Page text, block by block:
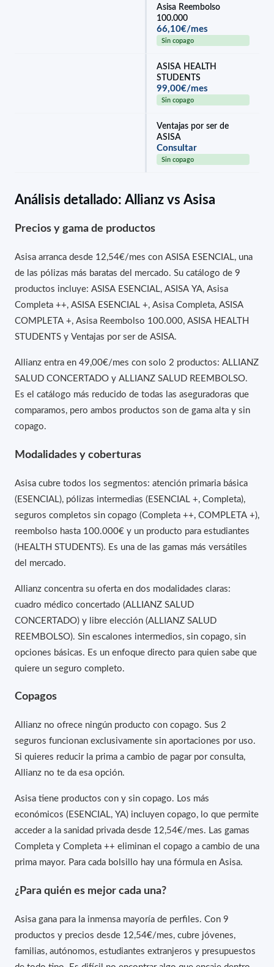
Asisa Reembolso
100.000
66,10€/mes
Sin copago
ASISA HEALTH
STUDENTS
99,00€/mes
Sin copago
Ventajas por ser de
ASISA
Consultar
Sin copago
Análisis detallado: Allianz vs Asisa
Precios y gama de productos
Asisa arranca desde 12,54€/mes con ASISA ESENCIAL, una
de las pólizas más baratas del mercado. Su catálogo de 9
productos incluye: ASISA ESENCIAL, ASISA YA, Asisa
Completa ++, ASISA ESENCIAL +, Asisa Completa, ASISA
COMPLETA +, Asisa Reembolso 100.000, ASISA HEALTH
STUDENTS y Ventajas por ser de ASISA.
Allianz entra en 49,00€/mes con solo 2 productos: ALLIANZ
SALUD CONCERTADO y ALLIANZ SALUD REEMBOLSO.
Es el catálogo más reducido de todas las aseguradoras que
comparamos, pero ambos productos son de gama alta y sin
copago.
Modalidades y coberturas
Asisa cubre todos los segmentos: atención primaria básica
(ESENCIAL), pólizas intermedias (ESENCIAL +, Completa),
seguros completos sin copago (Completa ++, COMPLETA +),
reembolso hasta 100.000€ y un producto para estudiantes
(HEALTH STUDENTS). Es una de las gamas más versátiles
del mercado.
Allianz concentra su oferta en dos modalidades claras:
cuadro médico concertado (ALLIANZ SALUD
CONCERTADO) y libre elección (ALLIANZ SALUD
REEMBOLSO). Sin escalones intermedios, sin copago, sin
opciones básicas. Es un enfoque directo para quien sabe que
quiere un seguro completo.
Copagos
Allianz no ofrece ningún producto con copago. Sus 2
seguros funcionan exclusivamente sin aportaciones por uso.
Si quieres reducir la prima a cambio de pagar por consulta,
Allianz no te da esa opción.
Asisa tiene productos con y sin copago. Los más
económicos (ESENCIAL, YA) incluyen copago, lo que permite
acceder a la sanidad privada desde 12,54€/mes. Las gamas
Completa y Completa ++ eliminan el copago a cambio de una
prima mayor. Para cada bolsillo hay una fórmula en Asisa.
¿Para quién es mejor cada una?
Asisa gana para la inmensa mayoría de perfiles. Con 9
productos y precios desde 12,54€/mes, cubre jóvenes,
familias, autónomos, estudiantes extranjeros y presupuestos